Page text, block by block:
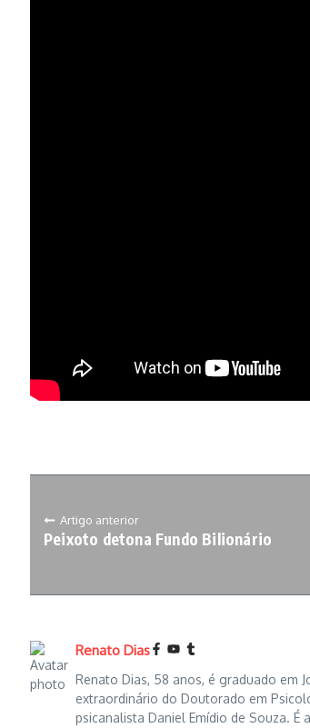
Artigo anterior
Peixoto detona Fundo Bilionário
Renato Dias
Renato Dias, 58 anos, é graduado em
extraordinário do Doutorado em
psicanalista Daniel Emídio de Souza.